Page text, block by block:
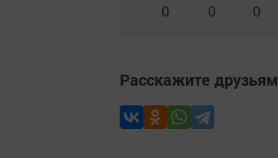
0 0 0
Расскажите друзьям